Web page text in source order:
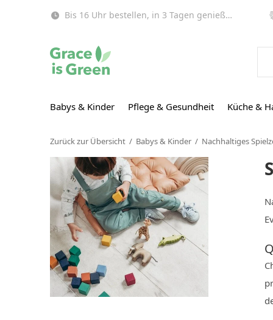
Babys & Kinder Pflege & Gesundheit Küche &
Bis 16 Uhr bestellen, in 3 Tagen genießen (EU)!
Zurück zur Übersicht Babys & Kinder Nachhaltiges